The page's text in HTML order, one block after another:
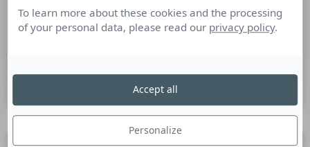
des Écoles ECV et de 2e année à Audencia SciencesCom se
sont livré une grande bataille pour créer de belles
campagnes de sensibilisation sur le thème Le COVID-19 et
To learn more about these cookies and the processing
of your personal data, please read our privacy policy.
Personalize
Accept all